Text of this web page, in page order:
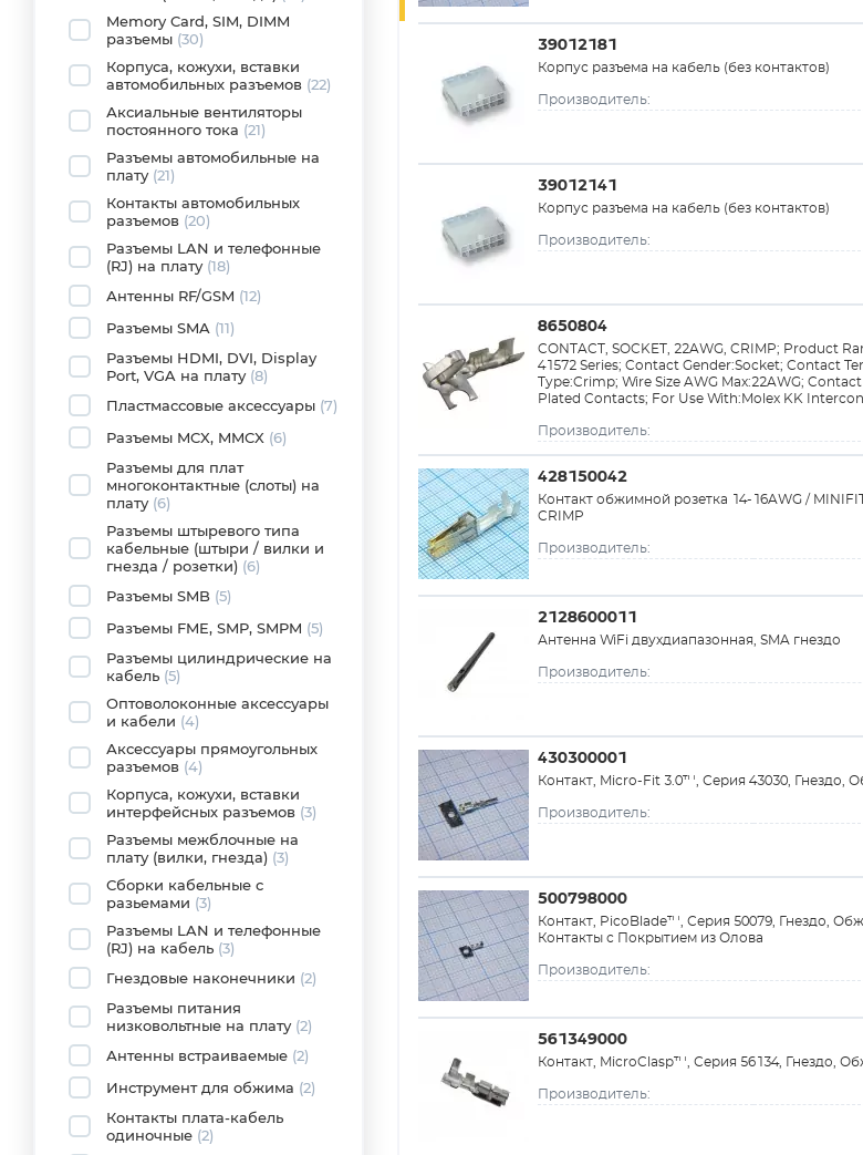
Memory Card, SIM, DIMM
разъемы (30)
Корпуса, кожухи, вставки
автомобильных разъемов (22)
Аксиальные вентиляторы
постоянного тока (21)
Разъемы автомобильные на
плату (21)
Контакты автомобильных
разъемов (20)
Разъемы LAN и телефонные
(RJ) на плату (18)
Антенны RF/GSM (12)
Разъемы SMA (11)
Разъемы HDMI, DVI, Display
Port, VGA на плату (8)
Пластмассовые аксессуары (7)
Разъемы MCX, MMCX (6)
Разъемы для плат
многоконтактные (слоты) на
плату (6)
Разъемы штыревого типа
кабельные (штыри / вилки и
гнезда / розетки) (6)
Разъемы SMB (5)
Разъемы FME, SMP, SMPM (5)
Разъемы цилиндрические на
кабель (5)
Оптоволоконные аксессуары
и кабели (4)
Аксессуары прямоугольных
разъемов (4)
Корпуса, кожухи, вставки
интерфейсных разъемов (3)
Разъемы межблочные на
плату (вилки, гнезда) (3)
Сборки кабельные с
разьемами (3)
Разъемы LAN и телефонные
(RJ) на кабель (3)
Гнездовые наконечники (2)
Разъемы питания
низковольтные на плату (2)
Антенны встраиваемые (2)
Инструмент для обжима (2)
Контакты плата-кабель
одиночные (2)
39012181
Корпус разъема на кабель (без контактов)
Производитель:
39012141
Корпус разъема на кабель (без контактов)
Производитель:
8650804
CONTACT, SOCKET, 22AWG, CRIMP; Product
41572 Series; Contact Gender:Socket; Contact
Type:Crimp; Wire Size AWG Max:22AWG;
Plated Contacts; For Use With:Molex KK
Производитель:
428150042
Контакт обжимной розетка 14-16AWG /
CRIMP
Производитель:
2128600011
Антенна WiFi двухдиапазонная, SMA гнездо
Производитель:
430300001
Контакт, Micro-Fit 3.0™, Серия 43030, Гнездо,
Производитель:
500798000
Контакт, PicoBlade™, Серия 50079, Гнездо,
Контакты с Покрытием из Олова
Производитель:
561349000
Контакт, MicroClasp™, Серия 56134, Гнездо,
Производитель: